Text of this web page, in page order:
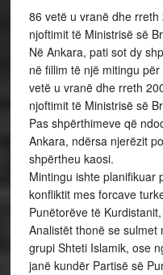
86 vetë u vranë dhe
njoftimit të Ministrisë së
Në Ankara, pati sot dy
në fillim të një mitingu
vetë u vranë dhe rreth
njoftimit të Ministrisë së
Pas shpërthimeve që
Ankara, ndërsa njerëzit
shpërtheu kaosi.
Mintingu ishte planifikuar
konfliktit mes forcave
Punëtorëve të
Analistët thonë se
grupi Shteti Islamik, ose
janë kundër Partisë së